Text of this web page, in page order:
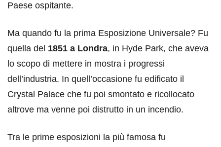
Paese ospitante.
Ma quando fu la prima Esposizione Universale? Fu
quella del 1851 a Londra, in Hyde Park, che aveva
lo scopo di mettere in mostra i progressi
dell’industria. In quell’occasione fu edificato il
Crystal Palace che fu poi smontato e ricollocato
altrove ma venne poi distrutto in un incendio.
Tra le prime esposizioni la più famosa fu